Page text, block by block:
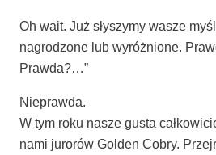
Oh wait. Już sły­szy­my wasze
nagro­dzo­ne lub wyróż­nio­ne.
Prawda?…”
Nie­praw­da.
W tym roku nasze gusta
na­mi juro­rów Gol­den Cobry.